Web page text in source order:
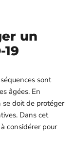
un
sont
âgées. En
se doit de protéger
Dans cet
considérer pour